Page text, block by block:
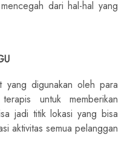
dari hal-hal yang
yang digunakan oleh para
untuk memberikan
jadi titik lokasi yang bisa
aktivitas semua pelanggan